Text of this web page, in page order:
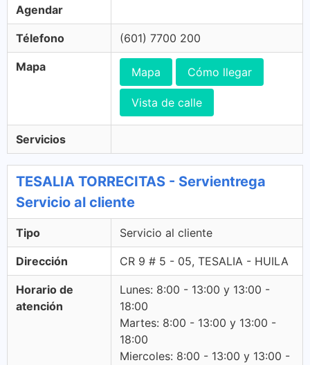
Agendar
Télefono (601) 7700 200
Mapa Mapa Cómo llegar
Vista de calle
Servicios
TESALIA TORRECITAS - Servientrega
Servicio al cliente
Tipo Servicio al cliente
Dirección CR 9 # 5 - 05, TESALIA - HUILA
Horario de
atención
Lunes: 8:00 - 13:00 y 13:00 -
18:00
Martes: 8:00 - 13:00 y 13:00 -
18:00
Miercoles: 8:00 - 13:00 y 13:00 -